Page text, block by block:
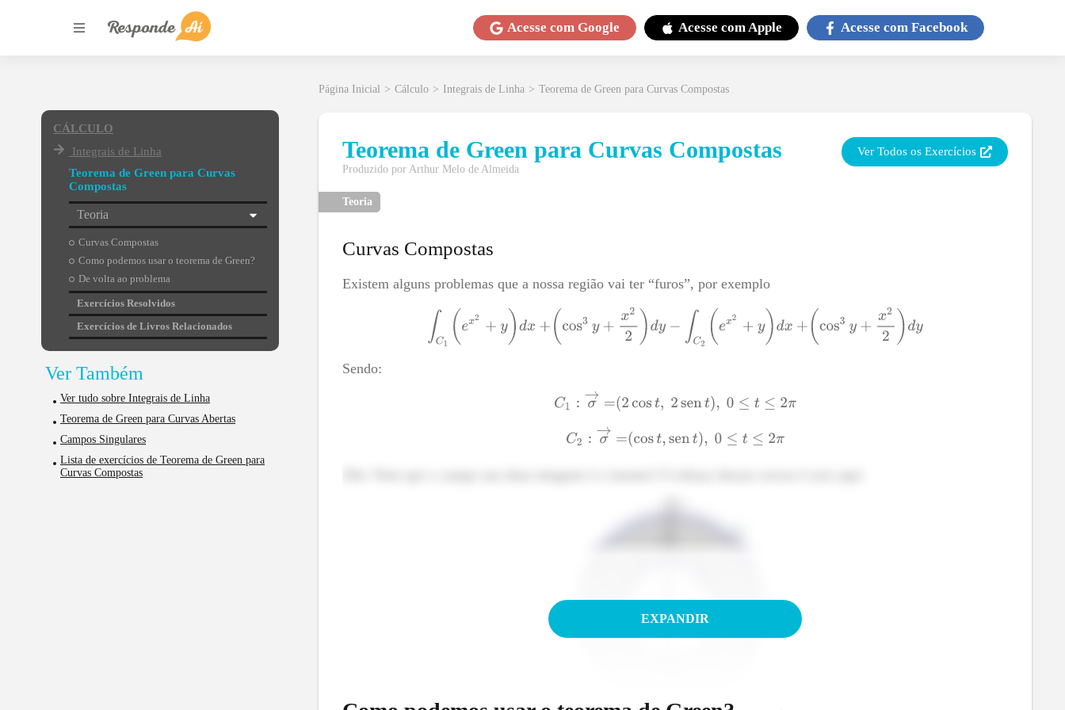
Acesse com Google Acesse comApple Acesse com Facebook
CÁLCULO
Integrais de Linha
Teorema de Green para Curvas
Compostas
Teoria
Curvas Compostas
Como podemos usar o teorema de Green?
De volta ao problema
Exercícios Resolvidos
Exercícios de Livros Relacionados
Ver Também
Ver tudo sobre Integrais de Linha
Teorema de Green para Curvas Abertas
Campos Singulares
Lista de exercícios de Teorema de Green para
Curvas Compostas
Página Inicial > Cálculo > Integrais de Linha > Teorema de Green para Curvas Compostas
Teorema de Green para Curvas Compostas
Produzido por Arthur Melo de Almeida
Ver Todos os Exercícios
Teoria
Curvas Compostas
Existem alguns problemas que a nossa região vai ter “furos”, por exemplo
Sendo:
EXPANDIR